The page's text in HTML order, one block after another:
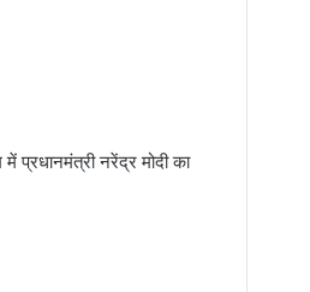
प्रधानमंत्री नरेंद्र मोदी का